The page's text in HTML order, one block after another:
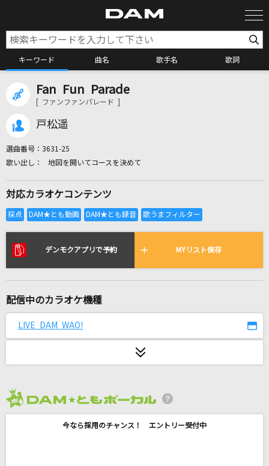
キーワード 曲名 歌手名 歌詞
カラオケ検索
全国りれき
リアルタイムで歌われている曲の一覧
エムオペラオー(CV.徳井青空)・ナリタブライアン(CV.衣川里佳)・シンボ
リルドルフ(CV.田所あずさ)・エアグルーヴ(CV.青木瑠璃子)・マヤノトッ
プガン(CV.星谷美緒)・ミホノブルボン(CV.長谷川育美)
[生音]あふれる涙が伝うとき
津吹みゆ
Fan Fun Parade
[ ファンファンパレード ]
戸松遥
選曲番号： 3631-25
地図を開いてコースを決めて
対応カラオケコンテンツ
デンモクアプリで予約 MYリスト保存
配信中のカラオケ機種
LIVE DAM WAO!
今なら採用のチャンス！ エントリー受付中